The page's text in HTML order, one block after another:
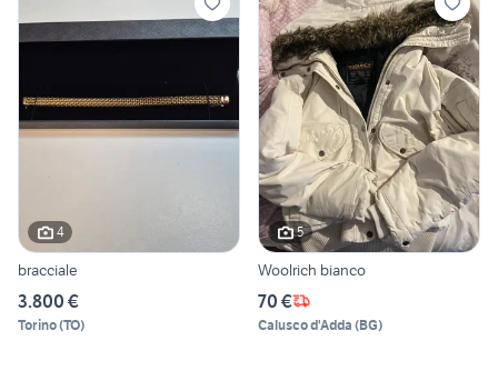
4
bracciale
3.800 €
Torino(TO)
5
Woolrich bianco
70 €
Calusco d'Adda (BG)